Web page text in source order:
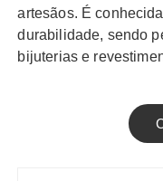
artesãos. É
durabilidade, sendo
bijuterias e